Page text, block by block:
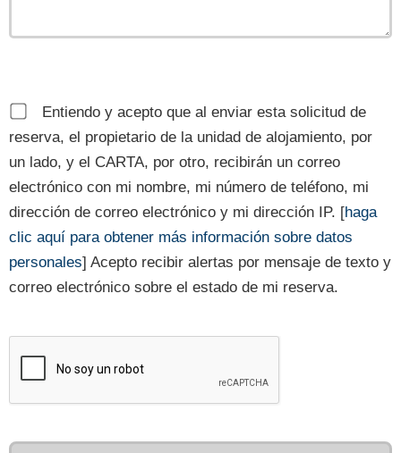
Entiendo y acepto que al enviar esta solicitud de
reserva, el propietario de la unidad de alojamiento, por
un lado, y el CARTA, por otro, recibirán un correo
electrónico con mi nombre, mi número de teléfono, mi
dirección de correo electrónico y mi dirección IP. [haga
clic aquí para obtener más información sobre datos
personales] Acepto recibir alertas por mensaje de texto y
correo electrónico sobre el estado de mi reserva.